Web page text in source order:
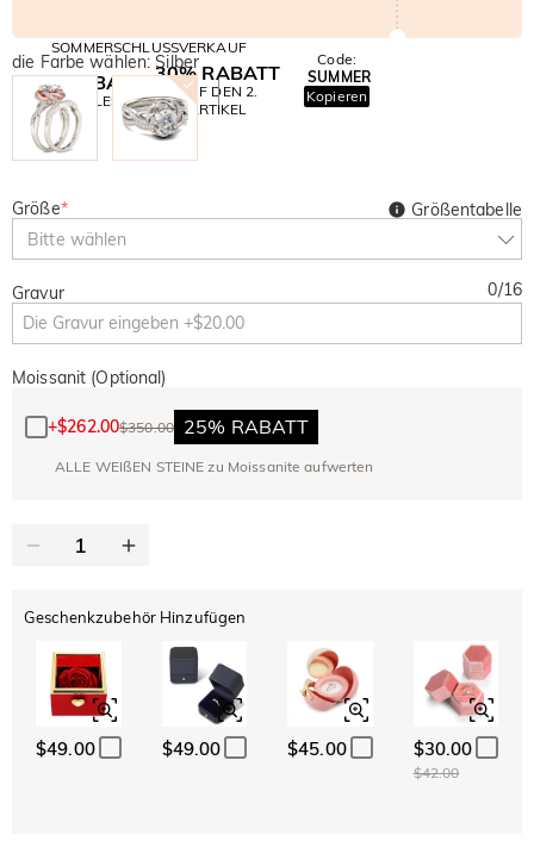
SOMMERSCHLUSSVERKAUF
10% RABATT
AUF ALLES
30% RABATT
AUF DEN 2.
ARTIKEL
Code:
SUMMER
Kopieren
die Farbe wählen: Silber
Größe*
Bitte wählen
Größentabelle
Gravur 0/16
Moissanit (Optional)
+$262.00$350.00 25% RABATT
ALLE WEIßEN STEINE zu Moissanite aufwerten
Geschenkzubehör Hinzufügen
$49.00 $49.00 $45.00 $30.00
$42.00